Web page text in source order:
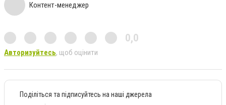
Контент-менеджер
0,0
Авторизуйтесь, щоб оцінити
Поділіться та підписуйтесь на наші джерела